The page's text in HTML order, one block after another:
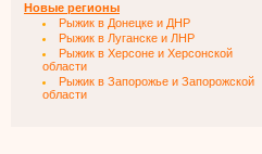
Новые регионы
Рыжик в Донецке и ДНР
Рыжик в Луганске и ЛНР
Рыжик в Херсоне и Херсонской
области
Рыжик в Запорожье и Запорожской
области